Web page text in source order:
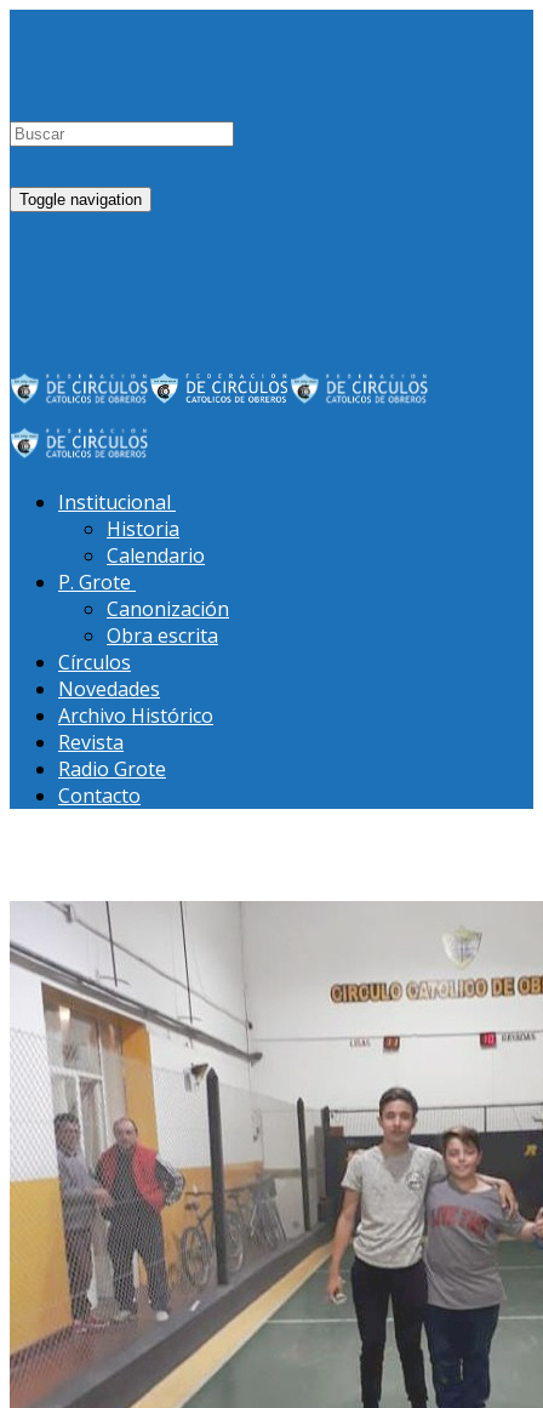
Toggle navigation
Institucional
Historia
Calendario
P. Grote
Canonización
Obra escrita
Círculos
Novedades
Archivo Histórico
Revista
Radio Grote
Contacto